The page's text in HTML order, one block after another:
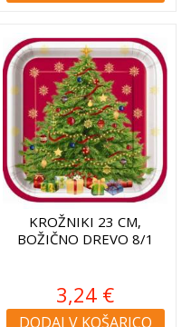
KROŽNIKI 23 CM,
BOŽIČNO DREVO 8/1
3,24 €
DODAJ V KOŠARICO